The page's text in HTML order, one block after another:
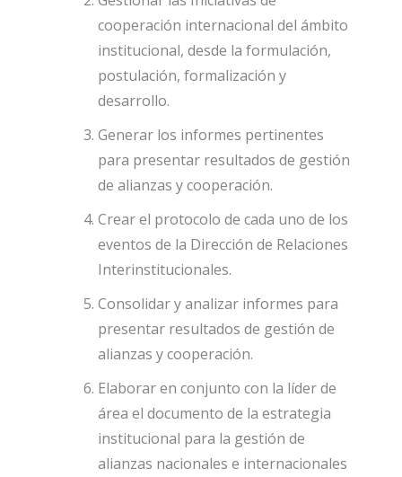
cooperación internacional del ámbito
institucional, desde la formulación,
postulación, formalización y
desarrollo.
Generar los informes pertinentes
para presentar resultados de gestión
de alianzas y cooperación.
Crear el protocolo de cada uno de los
eventos de la Dirección de Relaciones
Interinstitucionales.
Consolidar y analizar informes para
presentar resultados de gestión de
alianzas y cooperación.
Elaborar en conjunto con la líder de
área el documento de la estrategia
institucional para la gestión de
alianzas nacionales e internacionales